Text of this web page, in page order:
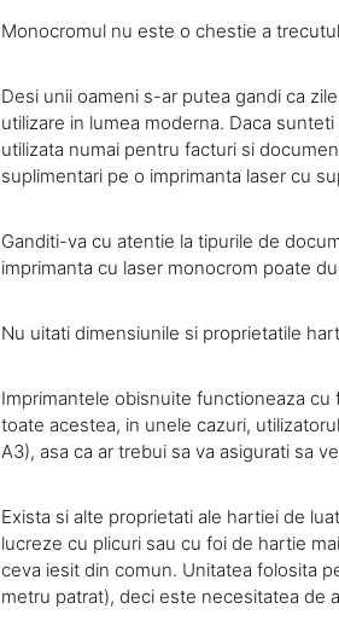
Monocromul nu este o chestie a
Desi unii oameni s-ar putea gandi ca
utilizare in lumea moderna. Daca
utilizata numai pentru facturi si
suplimentari pe o imprimanta laser cu
Ganditi-va cu atentie la tipurile de
imprimanta cu laser monocrom poate
Nu uitati dimensiunile si proprietatile
Imprimantele obisnuite functioneaza cu
toate acestea, in unele cazuri,
A3), asa ca ar trebui sa va asigurati sa
Exista si alte proprietati ale hartiei de
lucreze cu plicuri sau cu foi de hartie
ceva iesit din comun. Unitatea folosita
metru patrat), deci este necesitatea de